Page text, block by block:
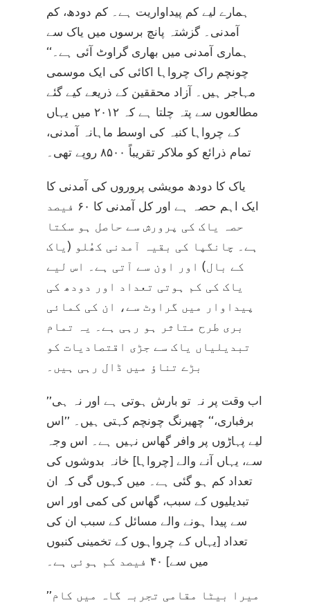
ہمارے لیے کم پیداواریت ہے۔ کم دودھ، کم
آمدنی۔ گزشتہ پانچ برسوں میں یاک سے
ہماری آمدنی میں بھاری گراوٹ آئی ہے۔‘‘
چونچم راک چرواہا اکائی کی ایک موسمی
مہاجر ہیں۔ آزاد محققین کے ذریعے کیے گئے
مطالعوں سے پتہ چلتا ہے کہ ۲۰۱۲ میں یہاں
کے چرواہا کنبہ کی اوسط ماہانہ آمدنی،
تمام ذرائع کو ملاکر تقریباً ۸۵۰۰ روپے تھی۔
یاک کا دودھ مویشی پروروں کی آمدنی کا
ایک اہم حصہ ہے اور کل آمدنی کا ۶۰ فیصد
حصہ یاک کی پرورش سے حاصل ہو سکتا
ہے۔ چانگپا کی بقیہ آمدنی کھُلو (یاک
کے بال) اور اون سے آتی ہے۔ اس لیے
یاک کی کم ہوتی تعداد اور دودھ کی
پیداوار میں گراوٹ سے، ان کی کمائی
بری طرح متاثر ہو رہی ہے۔ یہ تمام
تبدیلیاں یاک سے جڑی اقتصادیات کو
بڑے تناؤ میں ڈال رہی ہیں۔
’’اب وقت پر نہ تو بارش ہوتی ہے اور نہ ہی
برفباری،‘‘ چھیرنگ چونچم کہتی ہیں۔ ’’اس
لیے پہاڑوں پر وافر گھاس نہیں ہے۔ اس وجہ
سے، یہاں آنے والے [چرواہا] خانہ بدوشوں کی
تعداد کم ہو گئی ہے۔ میں کہوں گی کہ ان
تبدیلیوں کے سبب، گھاس کی کمی اور اس
سے پیدا ہونے والے مسائل کے سبب ان کی
تعداد [یہاں کے چرواہوں کے تخمینی کنبوں
میں سے] ۴۰ فیصد کم ہوئی ہے۔
’’میرا بیٹا مقامی تجربہ گاہ میں کام